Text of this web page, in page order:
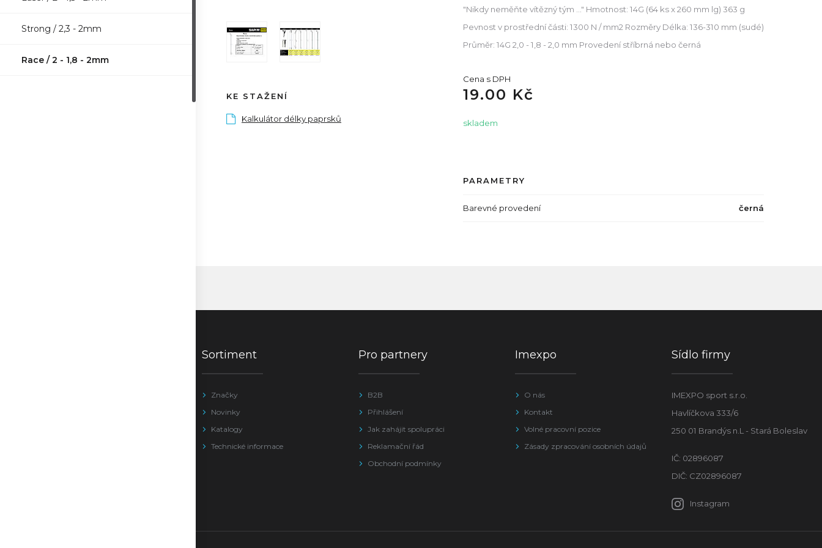
Strong / 2,3 - 2mm
Race / 2 - 1,8 - 2mm
"Nikdy neměňte vítězný tým ..." Hmotnost: 14G (64 ks x 260 mm lg) 363 g
Pevnost v prostřední části: 1300 N / mm2 Rozměry Délka: 136-310 mm (sudé)
Průměr: 14G 2,0 - 1,8 - 2,0 mm Provedení stříbrná nebo černá
Cena s DPH
19.00 Kč
skladem
PARAMETRY
Barevné provedení černá
KE STAŽENÍ
Kalkulátor délky paprsků
Sortiment
Značky
Novinky
Katalogy
Technické informace
Pro partnery
B2B
Přihlášení
Jak zahájit spolupráci
Reklamační řád
Obchodní podmínky
Imexpo
O nás
Kontakt
Volné pracovní pozice
Zásady zpracování osobních údajů
Sídlo firmy
IMEXPO sport s.r.o.
Havlíčkova 333/6
250 01 Brandýs n.L - Stará Boleslav
IČ: 02896087
DIČ: CZ02896087
Instagram